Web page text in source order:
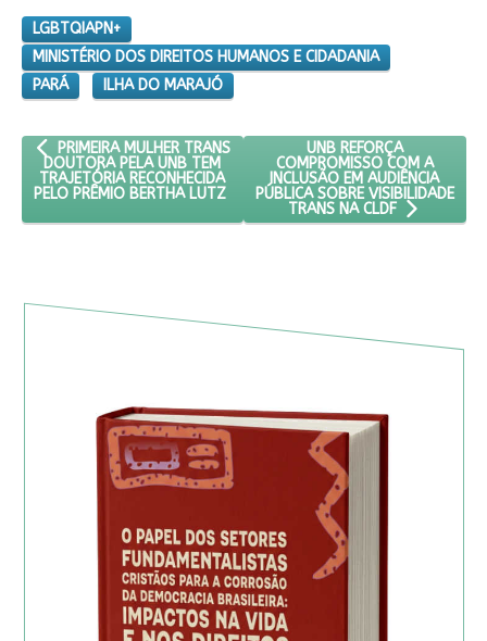
LGBTQIAPN+
MINISTÉRIO DOS DIREITOS HUMANOS E CIDADANIA
PARÁ
ILHA DO MARAJÓ
ARTIGO ANTERIOR: PRIMEIRA MULHER TRANS DOUTORA PELA
PRIMEIRA MULHER TRANS
DOUTORA PELA UNB TEM
TRAJETÓRIA RECONHECIDA
PELO PRÊMIO BERTHA LUTZ
PRÓXIMO ARTIGO: UNB
UNB REFORÇA
COMPROMISSO COM A
INCLUSÃO EM AUDIÊNCIA
PÚBLICA SOBRE VISIBILIDADE
TRANS NA CLDF